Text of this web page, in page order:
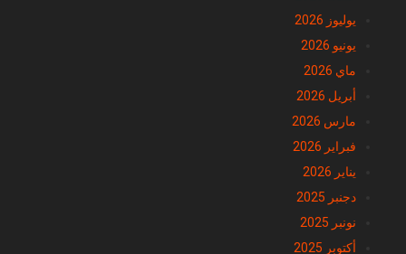
غشت 2026
يوليوز 2026
يونيو 2026
ماي 2026
أبريل 2026
مارس 2026
فبراير 2026
دجنبر 2025
نونبر 2025